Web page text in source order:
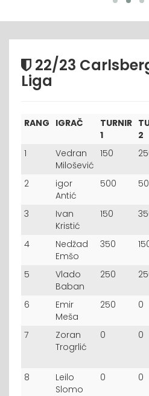
22/23
Liga
RANG IGRAČ
TURNIR
1
2
1
Vedran
Milošević
150
2
igor
Antić
500
3
Ivan
Kristić
150
4
Nedžad
Emšo
350
5
Vlado
Baban
250
6
Emir
Meša
250 0
7
Zoran
Trogrlić
0 0
8
Leilo
Slomo
0 0